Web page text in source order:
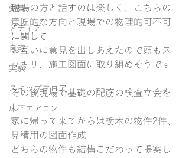
受賞
メディア
自宅
実験
スキップフロア
床下エアコン
現場の方と話すのは楽しく、こちらの
意匠的な方向と現場での物理的可不可
に関して
お互いに意見を出しあえたので頭もス
ッキリ、施工図面に取り組めそうです
その後現場で基礎の配筋の検査立会を
し
家に帰って来てからは栃木の物件2件、
見積用の図面作成
どちらの物件も結構こだわって提案し